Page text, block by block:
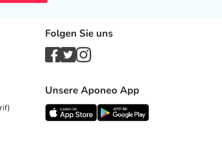
Folgen Sie uns
Unsere Aponeo App